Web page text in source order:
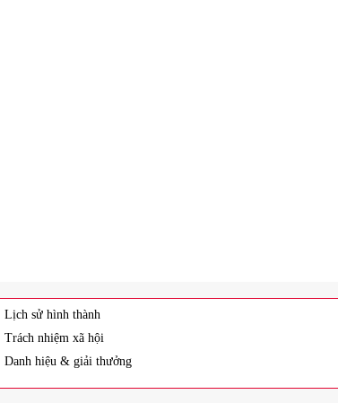
Lịch sử hình thành
Trách nhiệm xã hội
Danh hiệu & giải thưởng